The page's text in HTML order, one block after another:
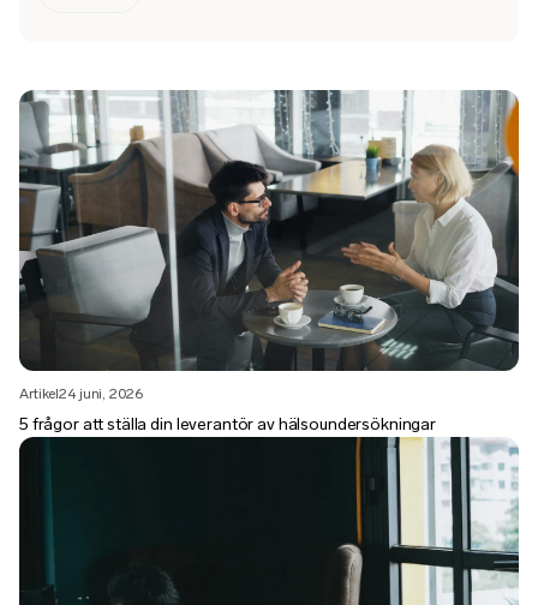
Artikel24 juni, 2026
5 frågor att ställa din leverantör av hälsoundersökningar